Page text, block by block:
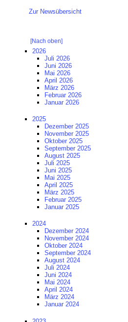
Silvester-Cup
Zur Newsübersicht
[Nach oben]
2026
Juli 2026
Juni 2026
Mai 2026
April 2026
März 2026
Februar 2026
Januar 2026
2025
Dezember 2025
November 2025
Oktober 2025
September 2025
August 2025
Juli 2025
Juni 2025
Mai 2025
April 2025
März 2025
Februar 2025
Januar 2025
2024
Dezember 2024
November 2024
Oktober 2024
September 2024
August 2024
Juli 2024
Juni 2024
Mai 2024
April 2024
März 2024
Januar 2024